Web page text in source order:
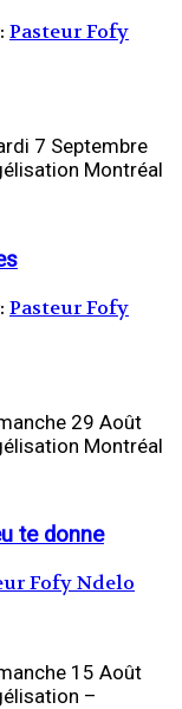
Pasteur Fofy
7 Septembre
Montréal
Pasteur Fofy
29 Août
Montréal
te donne
Fofy Ndelo
15 Août
–